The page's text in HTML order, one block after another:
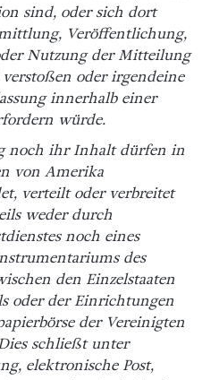
sind, oder sich dort
Veröffentlichung,
Nutzung der Mitteilung
verstoßen oder irgendeine
innerhalb einer
würde.
noch ihr Inhalt dürfen in
von Amerika
verteilt oder verbreitet
weder durch
noch eines
des
den Einzelstaaten
oder der Einrichtungen
der Vereinigten
schließt unter
elektronische Post,